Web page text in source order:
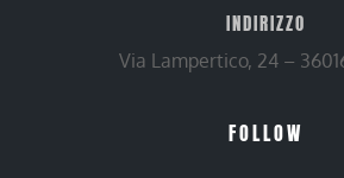
INDIRIZZO
Via Lampertico, 24 –
FOLLOW